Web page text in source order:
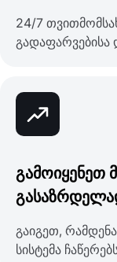
24/7
გამოიყენეთ
გაიგეთ,
სისტემა